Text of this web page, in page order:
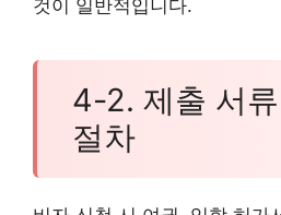
것이 일반적입니다.
4-2. 제출 서
절차